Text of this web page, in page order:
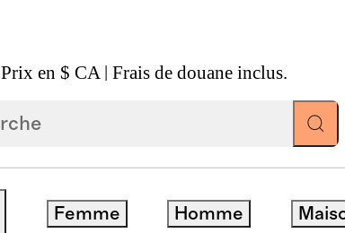
Prix en $ CA | Frais de douane inclus.
Femme Homme